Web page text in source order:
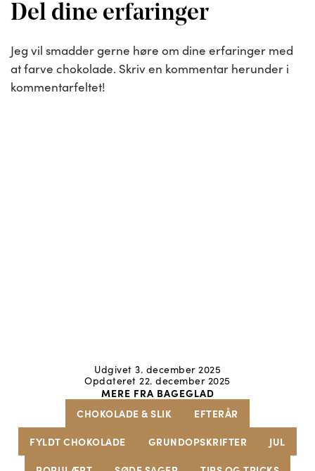
Del dine erfaringer
Jeg vil smadder gerne høre om dine erfaringer med
at farve chokolade. Skriv en kommentar herunder i
kommentarfeltet!
Udgivet 3. december 2025
Opdateret 22. december 2025
MERE FRA BAGEGLAD
CHOKOLADE & SLIK
EFTERÅR
FYLDT CHOKOLADE
GRUNDOPSKRIFTER
JUL